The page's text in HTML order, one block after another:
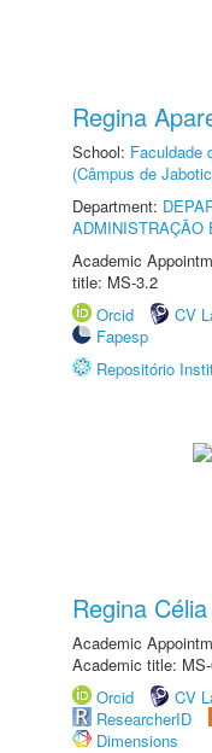
Regina
School: Faculdade
(Câmpus de
Department:
ADMINISTRAÇÃO
Academic
title: MS-3.2
Orcid
CV
Fapesp
Repositório
Regina
Academic
Academic title:
Orcid
CV
ResearcherID
Dimensions